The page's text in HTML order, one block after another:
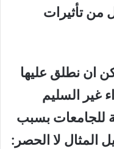
من تأثيرات
ان نطلق عليها
غير السليم
للجامعات بسبب
المثال لا الحصر: